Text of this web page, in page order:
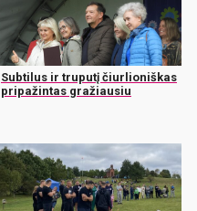
Subtilus ir truputį čiurlioniškas
pripažintas gražiausiu